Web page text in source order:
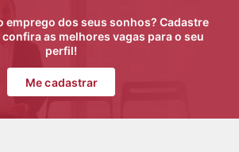
emprego dos seus sonhos? Cadastre
as melhores vagas para o seu
perfil!
Me cadastrar